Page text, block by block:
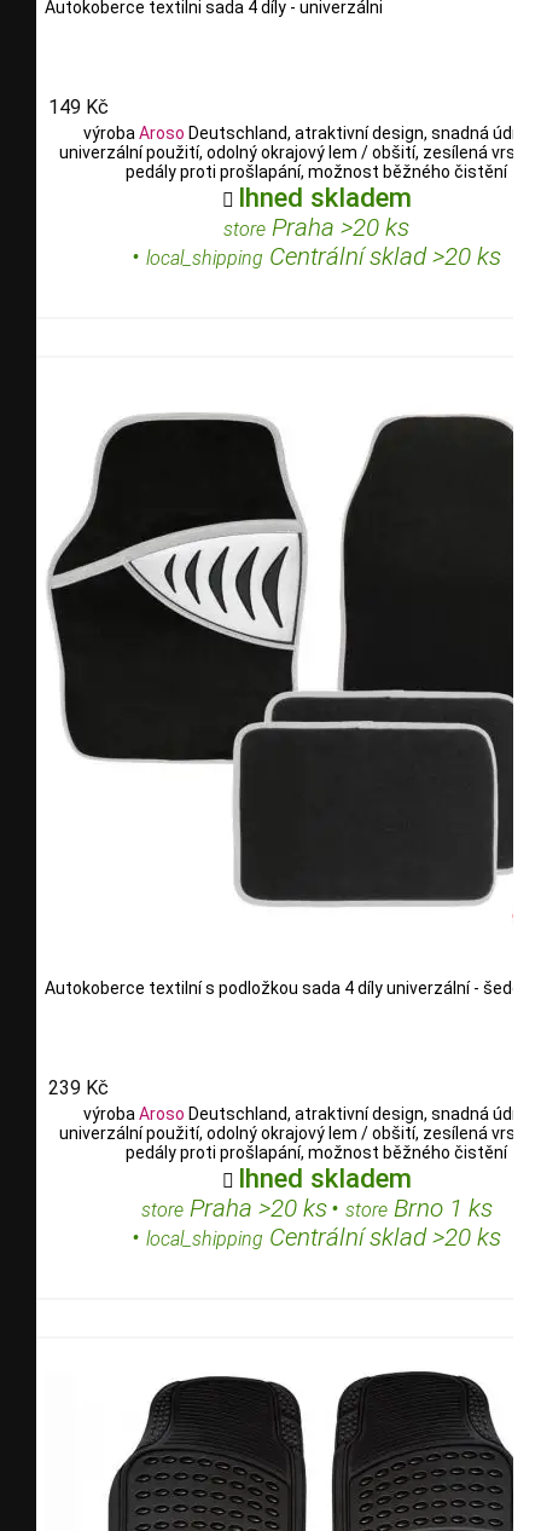
Autokoberce textilni sada 4 díly - univerzálni
149 Kč
výroba Aroso Deutschland, atraktivní design, snadná
univerzální použití, odolný okrajový lem / obšití, zesílená
pedály proti prošlapání, možnost běžného čistění
 Ihned skladem
store Praha >20 ks
• local_shipping Centrální sklad >20 ks
Autokoberce textilní s podložkou sada 4 díly univerzální - šedé
239 Kč
výroba Aroso Deutschland, atraktivní design, snadná
univerzální použití, odolný okrajový lem / obšití, zesílená
pedály proti prošlapání, možnost běžného čistění
 Ihned skladem
storePraha >20 ks• storeBrno 1 ks
• local_shipping Centrální sklad >20 ks